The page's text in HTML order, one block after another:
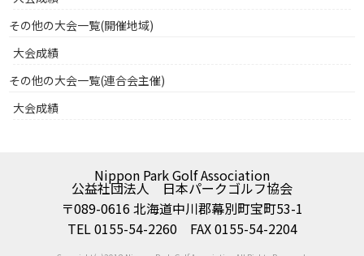
その他の大会一覧(開催地域)
大会成績
その他の大会一覧(連合会主催)
大会成績
Nippon Park Golf Association
公益社団法人 日本パークゴルフ協会
〒089-0616 北海道中川郡幕別町宝町53-1
TEL 0155-54-2260 FAX 0155-54-2204